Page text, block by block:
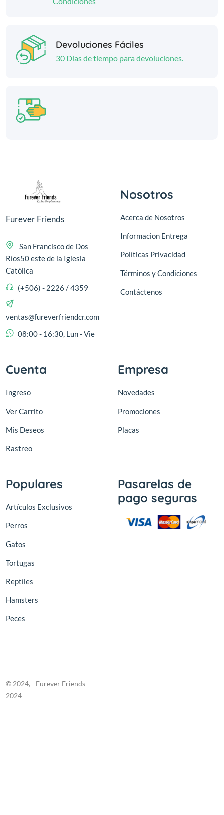
Devoluciones Fáciles
30 Días de tiempo para devoluciones.
Furever Friends
San Francisco de Dos
Ríos50 este de la Iglesia
Católica
(+506) - 2226 / 4359
ventas@fureverfriendcr.com
08:00 - 16:30, Lun - Vie
Nosotros
Acerca de Nosotros
Informacion Entrega
Políticas Privacidad
Términos y Condiciones
Contáctenos
Cuenta
Ingreso
Ver Carrito
Mis Deseos
Rastreo
Empresa
Novedades
Promociones
Placas
Populares
Artículos Exclusivos
Perros
Gatos
Tortugas
Reptíles
Hamsters
Peces
Pasarelas de
pago seguras
© 2024, - Furever Friends
2024